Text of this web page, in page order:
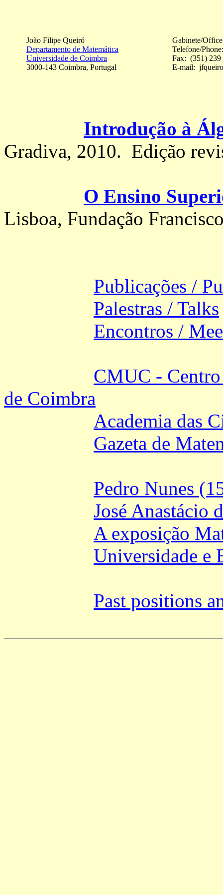
João Filipe Queiró
Departamento de Matemática
Universidade de Coimbra
3000-143 Coimbra, Portugal
Gabinete/
Telefone/
Fax: (351) 239
E-mail:
Introdução à
Gradiva, 2010. Edição
O Ensino
Lisboa, Fundação
Publicações /
Palestras / Talks
Encontros /
CMUC -
de Coimbra
Academia das
Gazeta de
Pedro Nunes
José Anastácio
A exposição
Universidade e
Past positions